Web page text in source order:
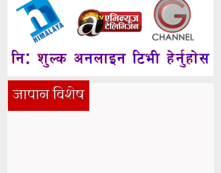
जापान विशेष